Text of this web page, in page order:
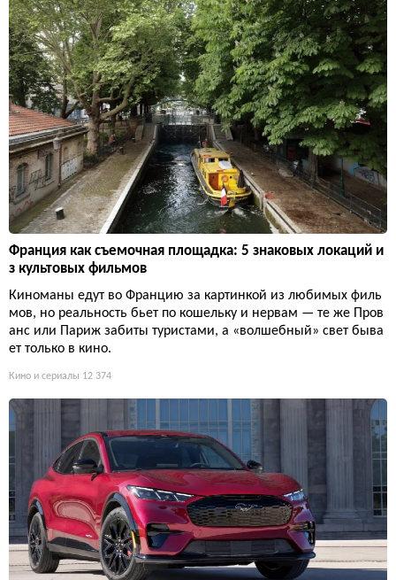
Франция как съемочная площадка: 5 знаковых локаций и
з культовых фильмов
Киноманы едут во Францию за картинкой из любимых филь
мов, но реальность бьет по кошельку и нервам — те же Пров
анс или Париж забиты туристами, а «волшебный» свет быва
ет только в кино.
Кино и сериалы 12 374